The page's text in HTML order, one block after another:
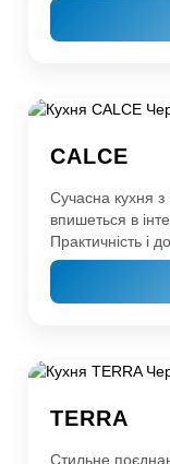
CALCE
Сучасна кухня з
впишеться в
Практичність і
TERRA
Стильне